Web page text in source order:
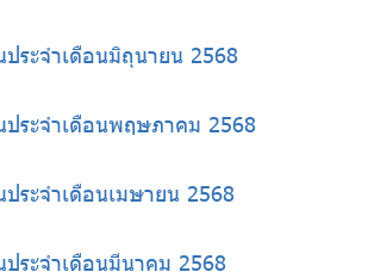
ระจำเดือนมิถุนายน 2568
ระจำเดือนพฤษภาคม 2568
ระจำเดือนเมษายน 2568
ระจำเดือนมีนาคม 2568